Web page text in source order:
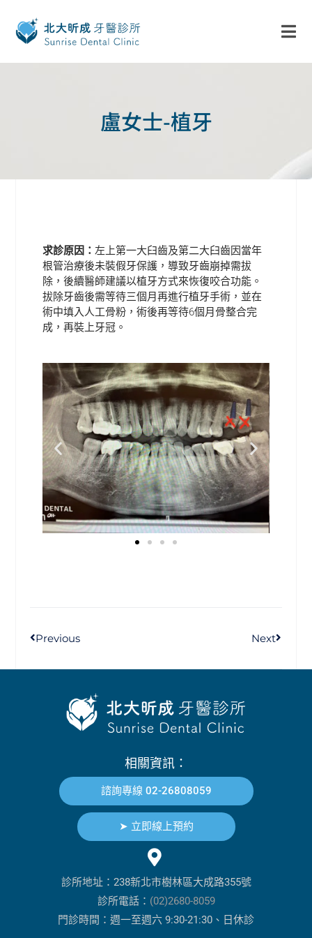
盧女士-植牙
求診原因：左上第一大臼齒及第二大臼齒因當年
根管治療後未裝假牙保護，導致牙齒崩掉需拔
除，後續醫師建議以植牙方式來恢復咬合功能。
拔除牙齒後需等待三個月再進行植牙手術，並在
術中填入人工骨粉，術後再等待6個月骨整合完
成，再裝上牙冠。
Previous Next
相關資訊：
諮詢專線 02-26808059
➤ 立即線上預約
診所地址：238新北市樹林區大成路355號
診所電話： (02)2680-8059
門診時間：週一至週六 9:30-21:30、日休診